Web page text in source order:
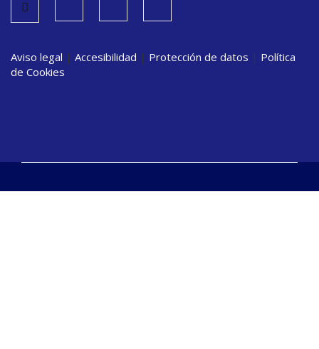
Aviso legal | Accesibilidad | Protección de datos | Política
de Cookies